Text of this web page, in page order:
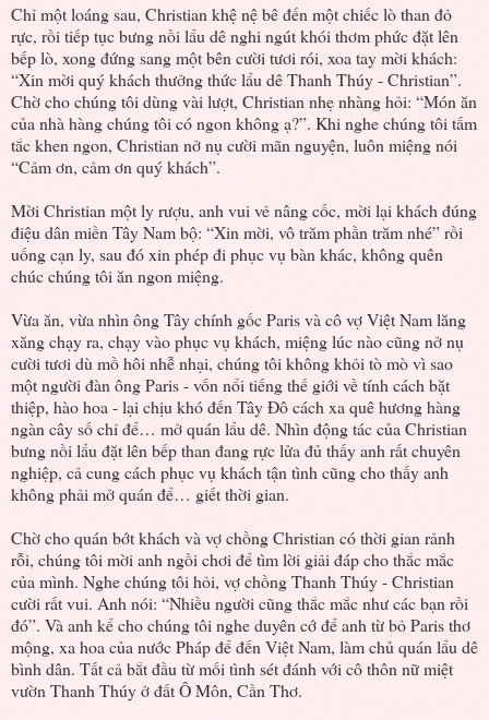
Chỉ một loáng sau, Christian khệ nệ bê đến một chiếc lò than đỏ
rực, rồi tiếp tục bưng nồi lẩu dê nghi ngút khói thơm phức đặt lên
bếp lò, xong đứng sang một bên cười tươi rói, xoa tay mời khách:
“Xin mời quý khách thưởng thức lẩu dê Thanh Thúy - Christian”.
Chờ cho chúng tôi dùng vài lượt, Christian nhẹ nhàng hỏi: “Món ăn
của nhà hàng chúng tôi có ngon không ạ?”. Khi nghe chúng tôi tấm
tắc khen ngon, Christian nở nụ cười mãn nguyện, luôn miệng nói
“Cảm ơn, cảm ơn quý khách”.
Mời Christian một ly rượu, anh vui vẻ nâng cốc, mời lại khách đúng
điệu dân miền Tây Nam bộ: “Xin mời, vô trăm phần trăm nhé” rồi
uống cạn ly, sau đó xin phép đi phục vụ bàn khác, không quên
chúc chúng tôi ăn ngon miệng.
Vừa ăn, vừa nhìn ông Tây chính gốc Paris và cô vợ Việt Nam lăng
xăng chạy ra, chạy vào phục vụ khách, miệng lúc nào cũng nở nụ
cười tươi dù mồ hôi nhễ nhại, chúng tôi không khỏi tò mò vì sao
một người đàn ông Paris - vốn nổi tiếng thế giới về tính cách bặt
thiệp, hào hoa - lại chịu khó đến Tây Đô cách xa quê hương hàng
ngàn cây số chỉ để… mở quán lẩu dê. Nhìn động tác của Christian
bưng nồi lẩu đặt lên bếp than đang rực lửa đủ thấy anh rất chuyên
nghiệp, cả cung cách phục vụ khách tận tình cũng cho thấy anh
không phải mở quán để… giết thời gian.
Chờ cho quán bớt khách và vợ chồng Christian có thời gian rảnh
rỗi, chúng tôi mời anh ngồi chơi để tìm lời giải đáp cho thắc mắc
của mình. Nghe chúng tôi hỏi, vợ chồng Thanh Thúy - Christian
cười rất vui. Anh nói: “Nhiều người cũng thắc mắc như các bạn rồi
đó”. Và anh kể cho chúng tôi nghe duyên cớ để anh từ bỏ Paris thơ
mộng, xa hoa của nước Pháp để đến Việt Nam, làm chủ quán lẩu dê
bình dân. Tất cả bắt đầu từ mối tình sét đánh với cô thôn nữ miệt
vườn Thanh Thúy ở đất Ô Môn, Cần Thơ.